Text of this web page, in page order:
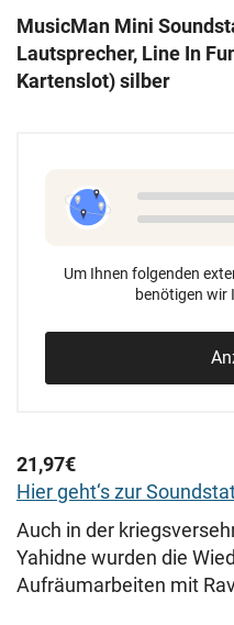
MusicMan Mini
Lautsprecher, Line In
Kartenslot) silber
Um Ihnen folgenden
benötigen wir
21,97€
Hier geht‘s zur
Auch in der
Yahidne wurden die
Aufräumarbeiten mit